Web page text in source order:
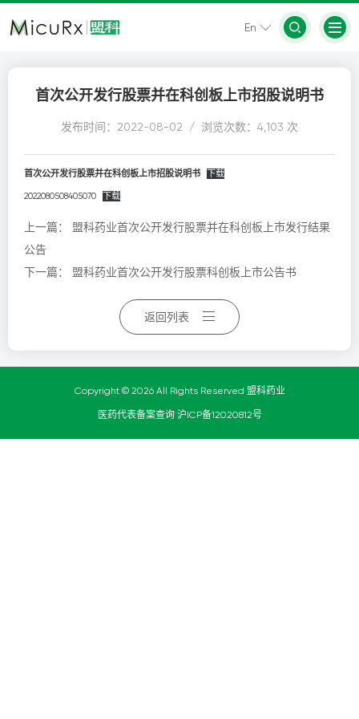
En
首次公开发行股票并在科创板上市招股说明书
发布时间：2022-08-02 / 浏览次数：4,103 次
首次公开发行股票并在科创板上市招股说明书 下载
2022080508405070 下载
上一篇： 盟科药业首次公开发行股票并在科创板上市发行结果
公告
下一篇： 盟科药业首次公开发行股票科创板上市公告书
返回列表
Copyright © 2026 All Rights Reserved 盟科药业
医药代表备案查询 沪ICP备12020812号